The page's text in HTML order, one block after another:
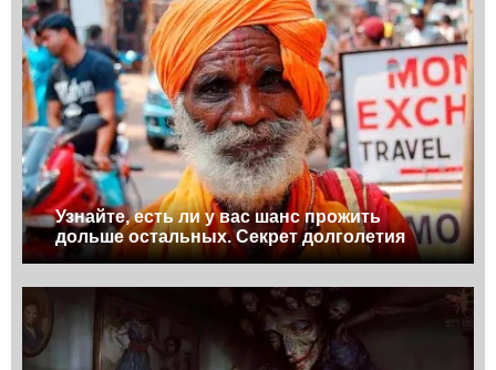
Узнайте, есть ли у вас шанс прожить
дольше остальных. Секрет долголетия